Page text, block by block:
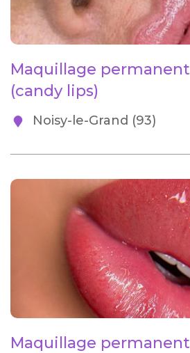
Maquillage permanent
(candy lips)
Noisy-le-Grand (93)
Maquillage permanent